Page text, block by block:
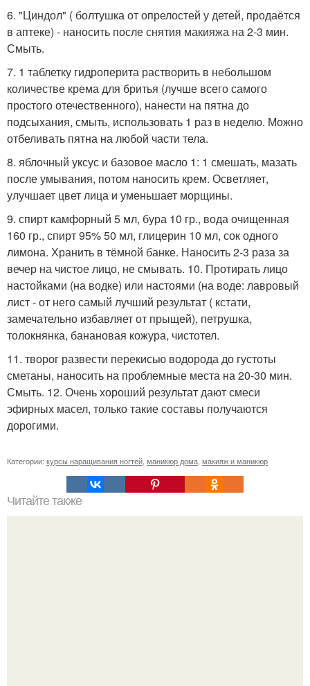
6. "Циндол" ( болтушка от опрелостей у детей, продаётся
в аптеке) - наносить после снятия макияжа на 2-3 мин.
Смыть.
7. 1 таблетку гидроперита растворить в небольшом
количестве крема для бритья (лучше всего самого
простого отечественного), нанести на пятна до
подсыхания, смыть, использовать 1 раз в неделю. Можно
отбеливать пятна на любой части тела.
8. яблочный уксус и базовое масло 1: 1 смешать, мазать
после умывания, потом наносить крем. Осветляет,
улучшает цвет лица и уменьшает морщины.
9. спирт камфорный 5 мл, бура 10 гр., вода очищенная
160 гр., спирт 95% 50 мл, глицерин 10 мл, сок одного
лимона. Хранить в тёмной банке. Наносить 2-3 раза за
вечер на чистое лицо, не смывать. 10. Протирать лицо
настойками (на водке) или настоями (на воде: лавровый
лист - от него самый лучший результат ( кстати,
замечательно избавляет от прыщей), петрушка,
толокнянка, банановая кожура, чистотел.
11. творог развести перекисью водорода до густоты
сметаны, наносить на проблемные места на 20-30 мин.
Смыть. 12. Очень хороший результат дают смеси
эфирных масел, только такие составы получаются
дорогими.
Категории: курсы наращивания ногтей маникюр дома макияж и маникюр
Читайте также